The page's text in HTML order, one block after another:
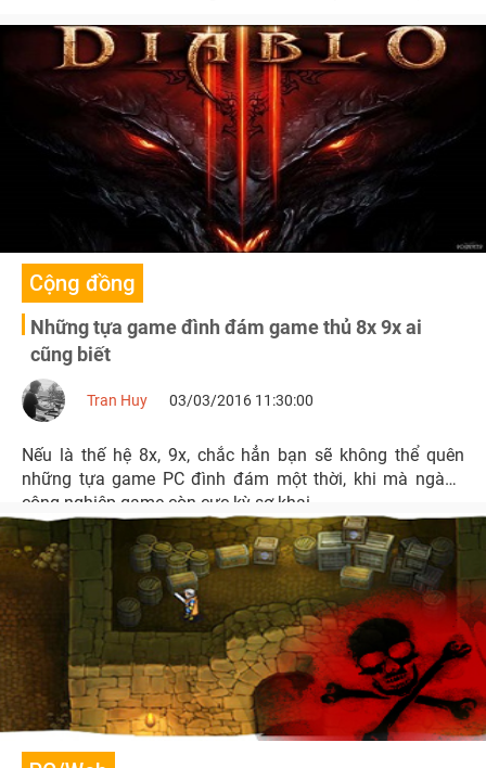
Cộng đồng
Những tựa game đình đám game thủ 8x 9x ai
cũng biết
Tran Huy 03/03/2016 11:30:00
Nếu là thế hệ 8x, 9x, chắc hẳn bạn sẽ không thể quên
những tựa game PC đình đám một thời, khi mà ngành
công nghiệp game còn cực kỳ sơ khai.